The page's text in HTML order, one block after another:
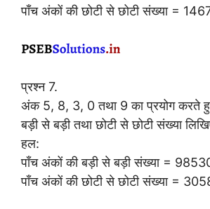
पाँच अंकों की छोटी से छोटी संख्या =
प्रश्न 7.
अंक 5, 8, 3, 0 तथा 9 का प्रयोग करते
बड़ी से बड़ी तथा छोटी से छोटी संख्या
हल:
पाँच अंकों की बड़ी से बड़ी संख्या =
पाँच अंकों की छोटी से छोटी संख्या =